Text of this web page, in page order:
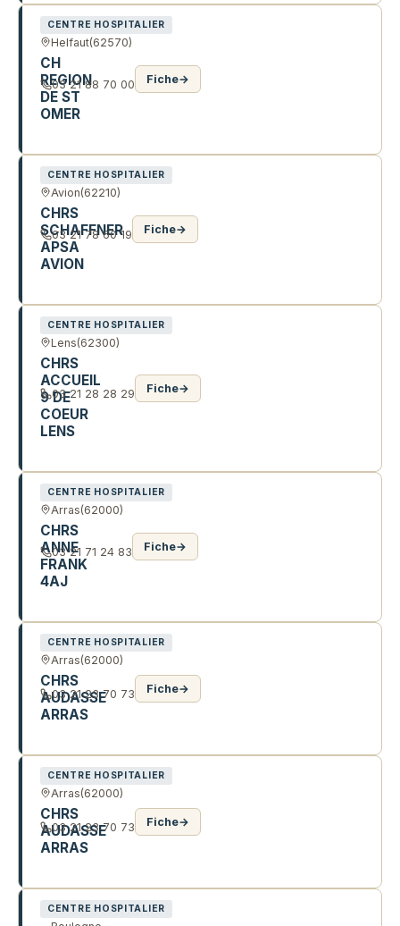
CENTRE HOSPITALIER
Helfaut(62570)
CH
REGION
DE ST
OMER
03 21 88 70 00 Fiche→
CENTRE HOSPITALIER
Avion(62210)
CHRS
SCHAFFNER
APSA
AVION
03 21 78 60 19 Fiche→
CENTRE HOSPITALIER
Lens(62300)
CHRS
ACCUEIL
9 DE
COEUR
LENS
03 21 28 28 29 Fiche→
CENTRE HOSPITALIER
Arras(62000)
CHRS
ANNE
FRANK
4AJ
03 21 71 24 83 Fiche→
CENTRE HOSPITALIER
Arras(62000)
CHRS
AUDASSE
ARRAS
03 21 23 70 73 Fiche→
CENTRE HOSPITALIER
Arras(62000)
CHRS
AUDASSE
ARRAS
03 21 23 70 73 Fiche→
CENTRE HOSPITALIER